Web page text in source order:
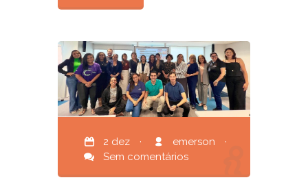
2 dez · emerson
·
Sem comentários